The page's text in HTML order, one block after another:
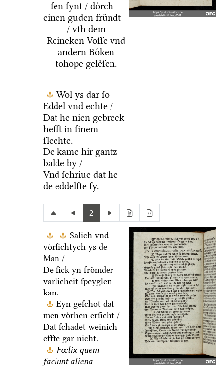
ſen ſynt / doͤrch
einen guden fründt
/ vth dem
Reineken Voſſe vnd
andern Boͤken
tohope geleͤſen.
Wol ys dar ſo
Eddel vnd echte /
Dat he nien gebreck
hefft in ſinem
ſlechte.
De kame hir gantz
balde by /
Vnd ſchriue dat he
de eddelſte ſy.
2
Salich vnd
voͤrſichtych ys de
Man /
De ſick yn froͤmder
varlicheit ſpeyglen
kan.
Eyn geſchot dat
men voͤrhen erſicht /
Dat ſchadet weinich
effte gar nicht.
Fœlix quem
faciunt aliena